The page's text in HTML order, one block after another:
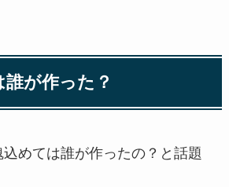
が作った？
めては誰が作ったの？と話題